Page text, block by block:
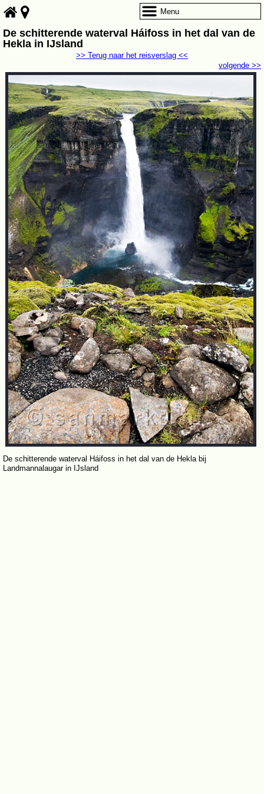
De schitterende waterval Háifoss in het dal van de
Hekla in IJsland
volgende >>
>> Terug naar het reisverslag <<
De schitterende waterval Háifoss in het dal van de Hekla bij
Landmannalaugar in IJsland
Menu